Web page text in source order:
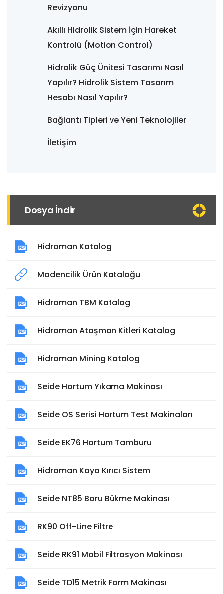
Revizyonu
Akıllı Hidrolik Sistem İçin Hareket
Kontrolü (Motion Control)
Hidrolik Güç Ünitesi Tasarımı Nasıl
Yapılır? Hidrolik Sistem Tasarım
Hesabı Nasıl Yapılır?
Bağlantı Tipleri ve Yeni Teknolojiler
İletişim
Dosya İndir
Hidroman Katalog
Madencilik Ürün Kataloğu
Hidroman TBM Katalog
Hidroman Ataşman Kitleri Katalog
Hidroman Mining Katalog
Seide Hortum Yıkama Makinası
Seide OS Serisi Hortum Test Makinaları
Seide EK76 Hortum Tamburu
Hidroman Kaya Kırıcı Sistem
Seide NT85 Boru Bükme Makinası
RK90 Off-Line Filtre
Seide RK91 Mobil Filtrasyon Makinası
Seide TD15 Metrik Form Makinası